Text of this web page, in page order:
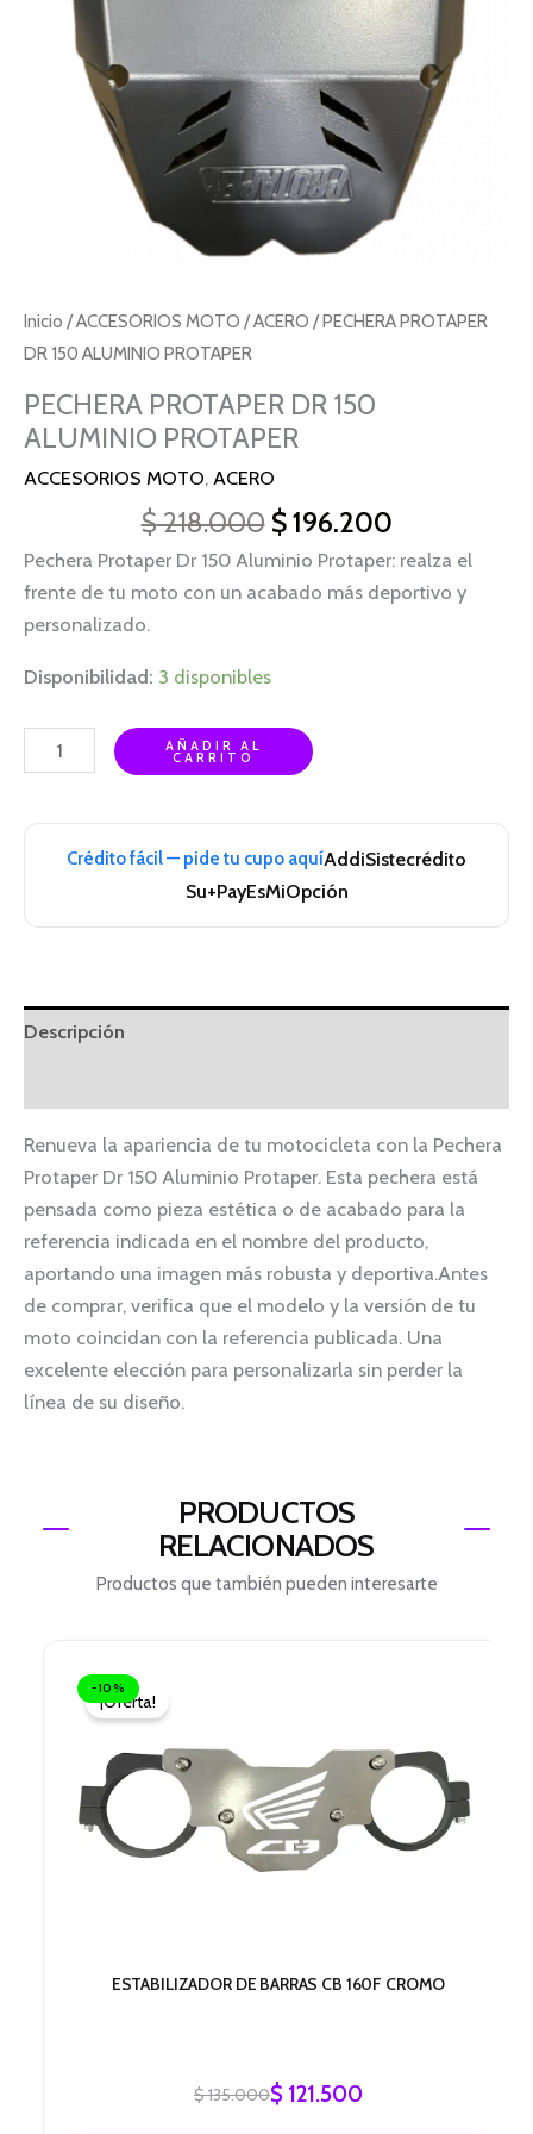
Inicio /ACCESORIOS MOTO /ACERO / PECHERA PROTAPER
DR 150 ALUMINIO PROTAPER
PECHERA PROTAPER DR 150
ALUMINIO PROTAPER
ACCESORIOS MOTO, ACERO
$218.000 $196.200
Pechera Protaper Dr 150 Aluminio Protaper: realza el
frente de tu moto con un acabado más deportivo y
personalizado.
Disponibilidad: 3 disponibles
AÑADIR AL
CARRITO
Crédito fácil — pide tu cupo aquíAddiSistecrédito
Su+PayEsMiOpción
Descripción
Renueva la apariencia de tu motocicleta con la Pechera
Protaper Dr 150 Aluminio Protaper. Esta pechera está
pensada como pieza estética o de acabado para la
referencia indicada en el nombre del producto,
aportando una imagen más robusta y deportiva.Antes
de comprar, verifica que el modelo y la versión de tu
moto coincidan con la referencia publicada. Una
excelente elección para personalizarla sin perder la
línea de su diseño.
PRODUCTOS
RELACIONADOS
Productos que también pueden interesarte
-10%
¡Oferta!
ESTABILIZADOR DE BARRAS CB 160F CROMO
$135.000
$ 135.000.
$ 121.500
$ 121.500.